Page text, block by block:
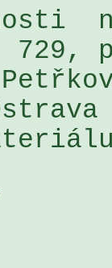
729,